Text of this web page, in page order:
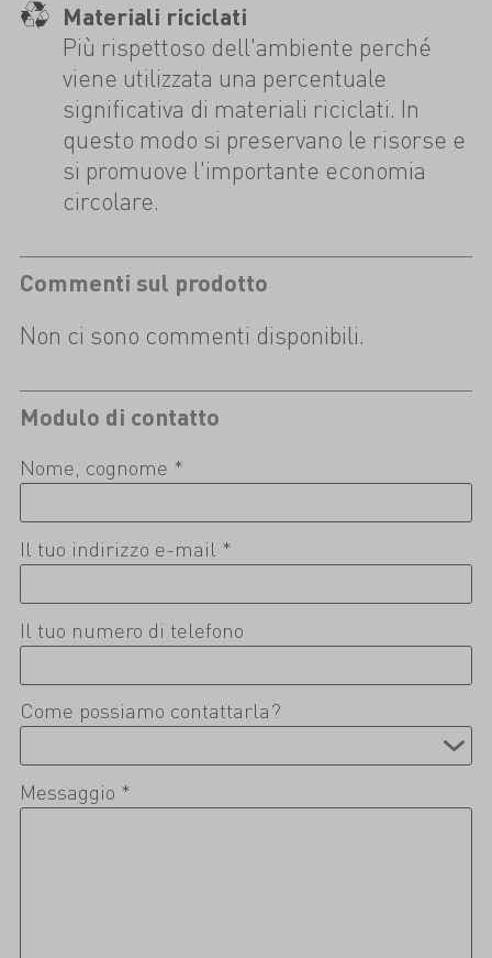
Materiali riciclati
Più rispettoso dell'ambiente perché
viene utilizzata una percentuale
significativa di materiali riciclati. In
questo modo si preservano le risorse e
si promuove l'importante economia
circolare.
Commenti sul prodotto
Non ci sono commenti disponibili.
Modulo di contatto
Nome, cognome *
Il tuo indirizzo e-mail *
Il tuo numero di telefono
Come possiamo contattarla?
Messaggio *